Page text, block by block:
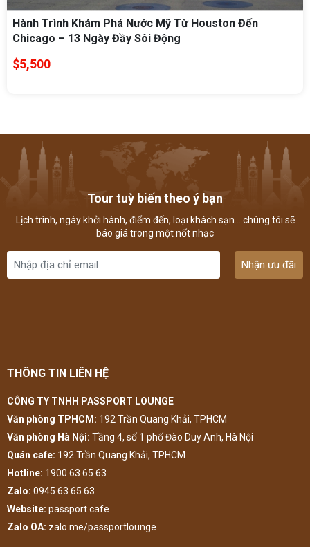
Hành Trình Khám Phá Nước Mỹ Từ Houston Đến
Chicago – 13 Ngày Đầy Sôi Động
$5,500
Tour tuỳ biến theo ý bạn
Lịch trình, ngày khởi hành, điểm đến, loại khách sạn... chúng tôi sẽ
báo giá trong một nốt nhạc
Nhận ưu đãi
THÔNG TIN LIÊN HỆ
CÔNG TY TNHH PASSPORT LOUNGE
Văn phòng TPHCM: 192 Trần Quang Khải, TPHCM
Văn phòng Hà Nội: Tầng 4, số 1 phố Đào Duy Anh, Hà Nội
Quán cafe: 192 Trần Quang Khải, TPHCM
Hotline: 1900 63 65 63
Zalo: 0945 63 65 63
Website: passport.cafe
Zalo OA: zalo.me/passportlounge